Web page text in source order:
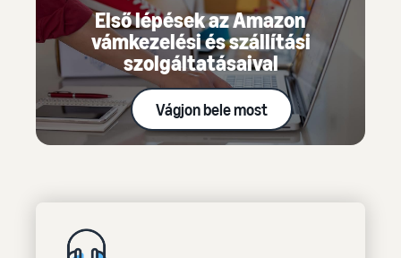
Első lépések az Amazon
vámkezelési és szállítási
szolgáltatásaival
Vágjon bele most